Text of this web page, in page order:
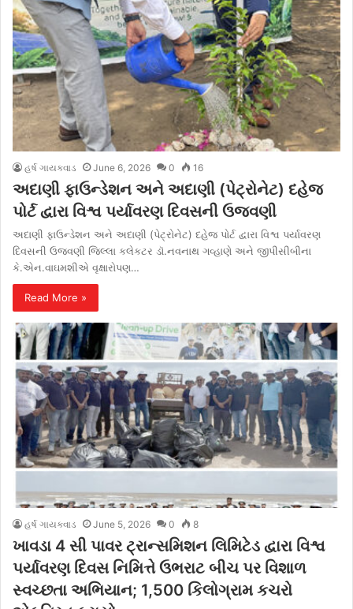
હર્ષ ગાયક્વાડ June 6, 2026 0 16
અદાણી ફાઉન્ડેશન અને અદાણી (પેટ્રોનેટ) દહેજ
પોર્ટ દ્વારા વિશ્વ પર્યાવરણ દિવસની ઉજવણી
અદાણી ફાઉન્ડેશન અને અદાણી (પેટ્રોનેટ) દહેજ પોર્ટ દ્વારા વિશ્વ પર્યાવરણ
દિવસની ઉજવણી જિલ્લા કલેકટર ડૉ.નવનાથ ગવ્હાણે અને જીપીસીબીના
કે.એન.વાઘમશીએ વૃક્ષારોપણ…
Read More »
હર્ષ ગાયક્વાડ June 5, 2026 0 8
ખાવડા 4 સી પાવર ટ્રાન્સમિશન લિમિટેડ દ્વારા વિશ્વ
પર્યાવરણ દિવસ નિમિત્તે ઉભરાટ બીચ પર વિશાળ
સ્વચ્છતા અભિયાન; 1,500 કિલોગ્રામ કચરો